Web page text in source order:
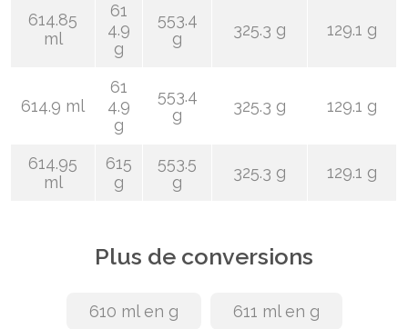
614.85
ml
61
4.9
g
553.4
g
325.3 g 129.1 g
614.9 ml
61
4.9
g
553.4
g
325.3 g 129.1 g
614.95
ml
615
g
553.5
g
325.3 g 129.1 g
Plus de conversions
610 ml en g 611 ml en g